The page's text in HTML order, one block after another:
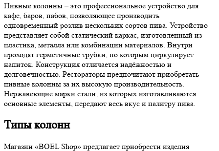
Пивные колонны – это профессиональное устройство для
кафе, баров, пабов, позволяющее производить
одновременный розлив нескольких сортов пива. Устройство
представляет собой статический каркас, изготовленный из
пластика, металла или комбинации материалов. Внутри
проходят герметичные трубки, по которым циркулирует
напиток. Конструкция отличается надёжностью и
долговечностью. Рестораторы предпочитают приобретать
пивные колонны за их высокую производительность.
Нержавеющие марки стали, из которых изготавливаются
основные элементы, передают весь вкус и палитру пива.
Типы колонн
Магазин «BOEL Shop» предлагает приобрести изделия